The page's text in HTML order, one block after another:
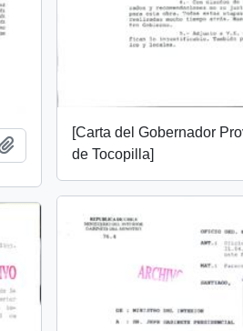
[Carta del Gobernador
de Tocopilla]
Añadir al portapapeles